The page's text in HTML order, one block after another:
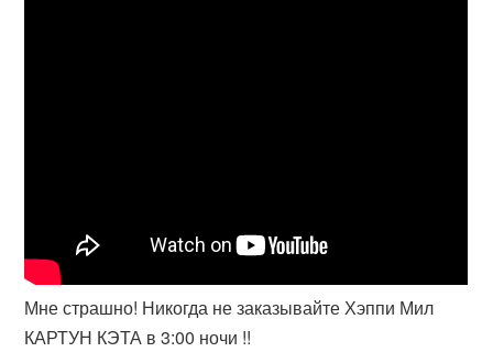
Мне страшно! Никогда не заказывайте Хэппи Мил
КАРТУН КЭТА в 3:00 ночи !!